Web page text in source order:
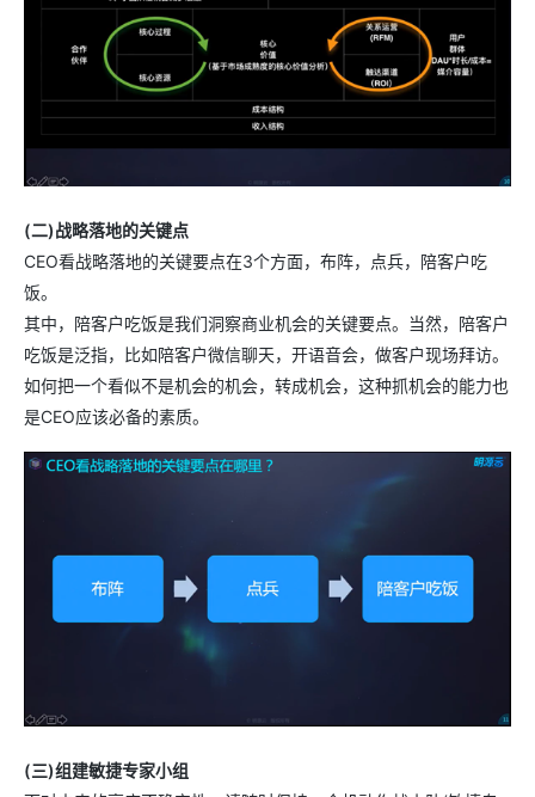
(二)战略落地的关键点
CEO看战略落地的关键要点在3个方面，布阵，点兵，陪客户吃
饭。
其中，陪客户吃饭是我们洞察商业机会的关键要点。当然，陪客户
吃饭是泛指，比如陪客户微信聊天，开语音会，做客户现场拜访。
如何把一个看似不是机会的机会，转成机会，这种抓机会的能力也
是CEO应该必备的素质。
(三)组建敏捷专家小组